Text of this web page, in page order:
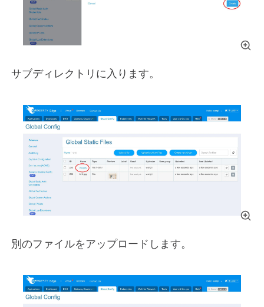
サブディレクトリに入ります。
別のファイルをアップロードします。